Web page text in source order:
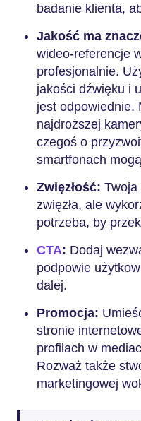
badanie klienta,
Jakość ma
wideo-referencje
profesjonalnie.
jakości dźwięku i
jest odpowiednie.
najdroższej
czegoś o
smartfonach
Zwięzłość: Twoja
zwięzła, ale
potrzeba, by
CTA: Dodaj
podpowie
dalej.
Promocja:
stronie
profilach w
Rozważ także
marketingowej